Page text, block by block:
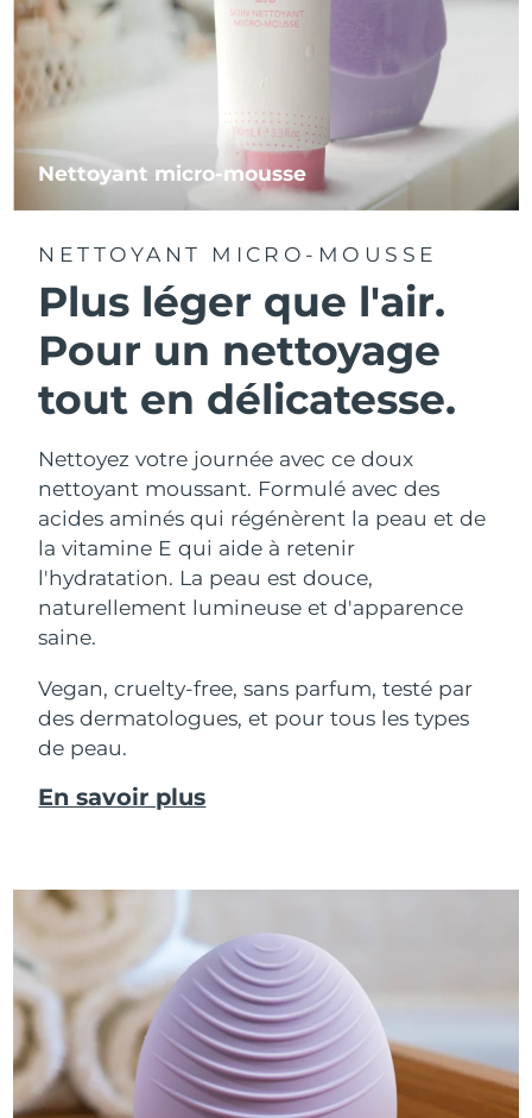
Nettoyant micro-mousse
NETTOYANT MICRO-MOUSSE
Plus léger que l'air.
Pour un nettoyage
tout en délicatesse.
Nettoyez votre journée avec ce doux
nettoyant moussant. Formulé avec des
acides aminés qui régénèrent la peau et de
la vitamine E qui aide à retenir
l'hydratation. La peau est douce,
naturellement lumineuse et d'apparence
saine.
Vegan, cruelty-free, sans parfum, testé par
des dermatologues, et pour tous les types
de peau.
En savoir plus